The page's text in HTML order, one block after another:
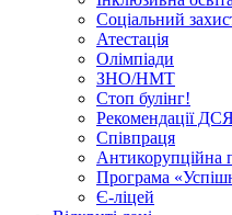
Соціальний
Атестація
Олімпіади
ЗНО/НМТ
Стоп булінг!
Рекомендації
Співпраця
Антикорупційна
Програма
Є-ліцей